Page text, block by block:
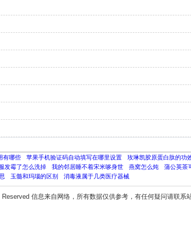
有哪些 苹果手机验证码自动填写在哪里设置 玫琳凯胶原蛋白肽的功
发霉了怎么洗掉 我的邻居睡不着宋米哆身世 燕窝怎么炖 蒲公英茶
玉髓和玛瑙的区别 消毒液属于几类医疗器械
信息来自网络，所有数据仅供参考，有任何疑问请联系